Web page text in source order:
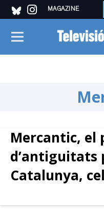
MAGAZINE
Mercantic, el
d’antiguitats
Catalunya,